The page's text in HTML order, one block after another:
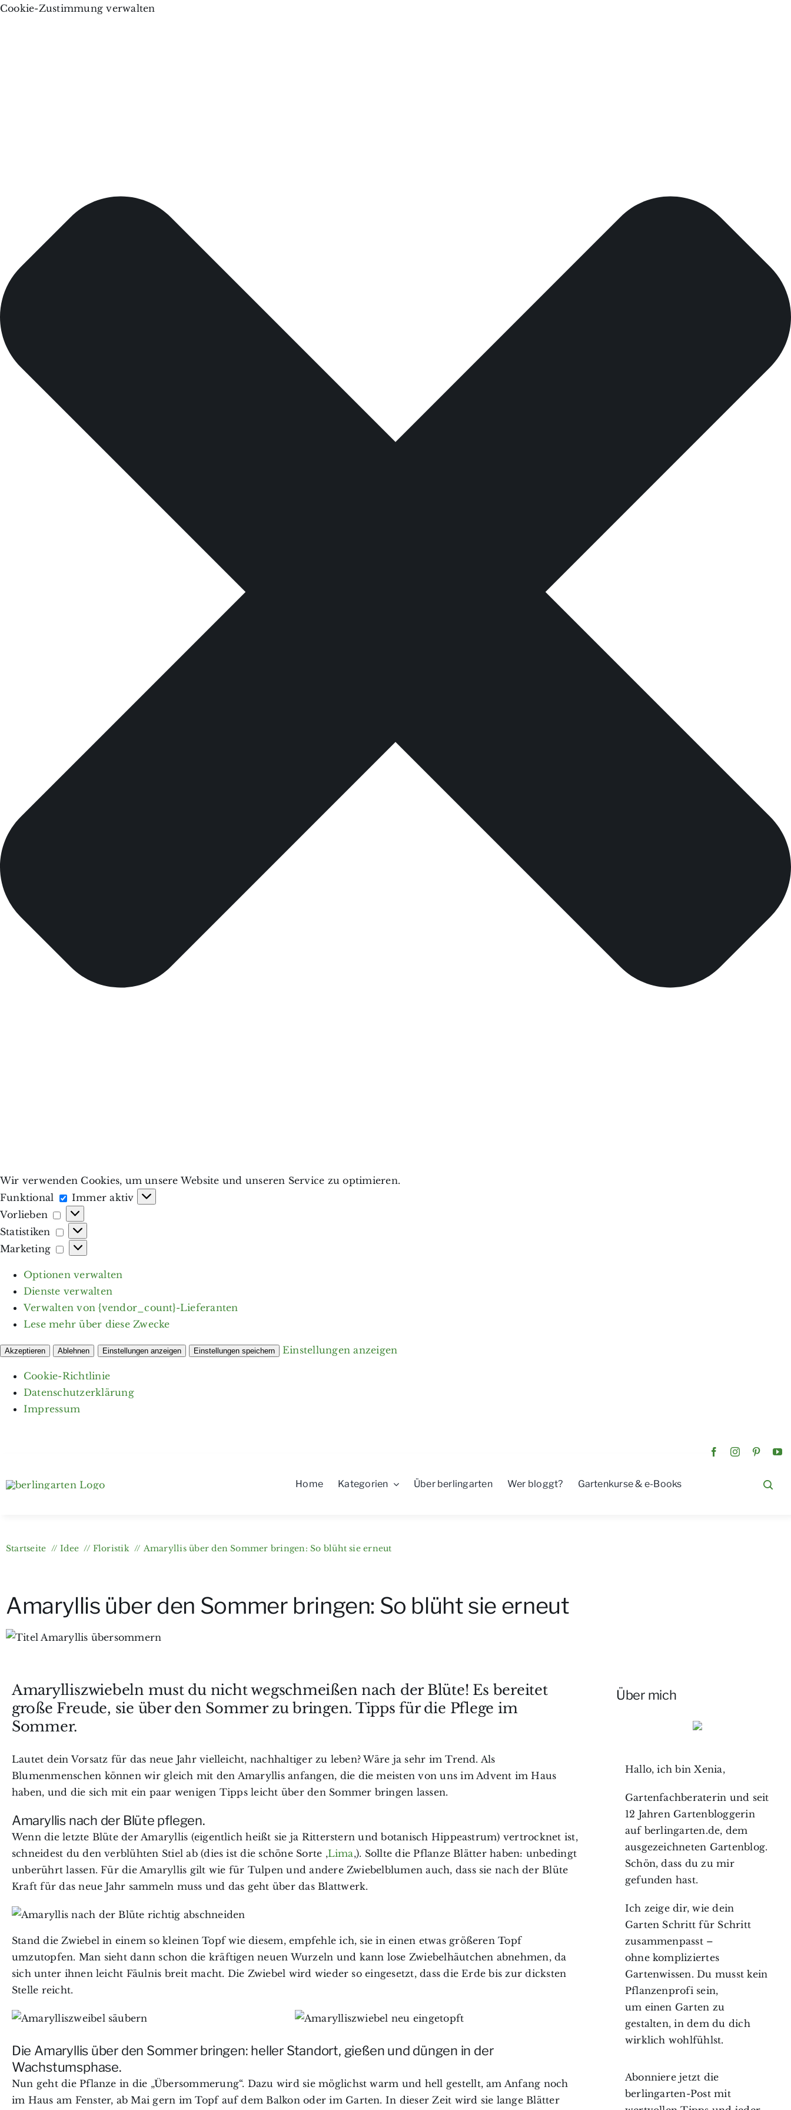
Cookie-Zustimmung verwalten
Wir verwenden Cookies, um unsere Website und unseren Service zu optimieren.
Funktional
Funktional
Immer aktiv
Vorlieben
Vorlieben
Statistiken
Statistiken
Marketing
Marketing
Optionen verwalten
Dienste verwalten
Verwalten von {vendor_count}-Lieferanten
Lese mehr über diese Zwecke
Akzeptieren Ablehnen Einstellungen anzeigen Einstellungen speichern Einstellungen anzeigen
Cookie-Richtlinie
Datenschutzerklärung
Impressum
Home Kategorien Über berlingarten Wer bloggt? Gartenkurse & e-Books
Startseite Idee Floristik Amaryllis über den Sommer bringen: So blüht sie erneut
Amaryllis über den Sommer bringen: So blüht sie erneut
Amarylliszwiebeln must du nicht wegschmeißen nach der Blüte! Es bereitet
große Freude, sie über den Sommer zu bringen. Tipps für die Pflege im
Sommer.
Lautet dein Vorsatz für das neue Jahr vielleicht, nachhaltiger zu leben? Wäre ja sehr im Trend. Als
Blumenmenschen können wir gleich mit den Amaryllis anfangen, die die meisten von uns im Advent im Haus
haben, und die sich mit ein paar wenigen Tipps leicht über den Sommer bringen lassen.
Amaryllis nach der Blüte pflegen.
Wenn die letzte Blüte der Amaryllis (eigentlich heißt sie ja Ritterstern und botanisch Hippeastrum) vertrocknet ist,
schneidest du den verblühten Stiel ab (dies ist die schöne Sorte ‚Lima‚). Sollte die Pflanze Blätter haben: unbedingt
unberührt lassen. Für die Amaryllis gilt wie für Tulpen und andere Zwiebelblumen auch, dass sie nach der Blüte
Kraft für das neue Jahr sammeln muss und das geht über das Blattwerk.
Stand die Zwiebel in einem so kleinen Topf wie diesem, empfehle ich, sie in einen etwas größeren Topf
umzutopfen. Man sieht dann schon die kräftigen neuen Wurzeln und kann lose Zwiebelhäutchen abnehmen, da
sich unter ihnen leicht Fäulnis breit macht. Die Zwiebel wird wieder so eingesetzt, dass die Erde bis zur dicksten
Stelle reicht.
Die Amaryllis über den Sommer bringen: heller Standort, gießen und düngen in der
Wachstumsphase.
Nun geht die Pflanze in die „Übersommerung“. Dazu wird sie möglichst warm und hell gestellt, am Anfang noch
im Haus am Fenster, ab Mai gern im Topf auf dem Balkon oder im Garten. In dieser Zeit wird sie lange Blätter
Über mich
Hallo, ich bin Xenia,
Gartenfachberaterin und seit
12 Jahren Gartenbloggerin
auf berlingarten.de, dem
ausgezeichneten Gartenblog.
Schön, dass du zu mir
gefunden hast.
Ich zeige dir, wie dein
Garten Schritt für Schritt
zusammenpasst –
ohne kompliziertes
Gartenwissen. Du musst kein
Pflanzenprofi sein,
um einen Garten zu
gestalten, in dem du dich
wirklich wohlfühlst.
Abonniere jetzt die
berlingarten-Post mit